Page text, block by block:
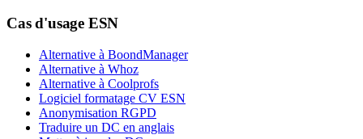
Cas d'usage ESN
Alternative à BoondManager
Alternative à Whoz
Alternative à Coolprofs
Logiciel formatage CV ESN
Anonymisation RGPD
Traduire un DC en anglais